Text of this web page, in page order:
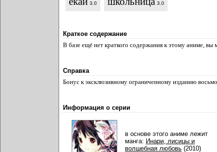
3.0 3.0
Краткое содержание
В базе ещё нет краткого содержания к этому аниме, вы
Справка
Бонус к эксклюзивному ограниченному изданию
Информация о серии
в основе этого аниме лежит
манга: Инари, лисицы и
волшебная любовь (2010)